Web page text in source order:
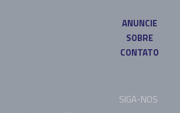
ANUNCIE
SOBRE
CONTATO
SIGA-NOS